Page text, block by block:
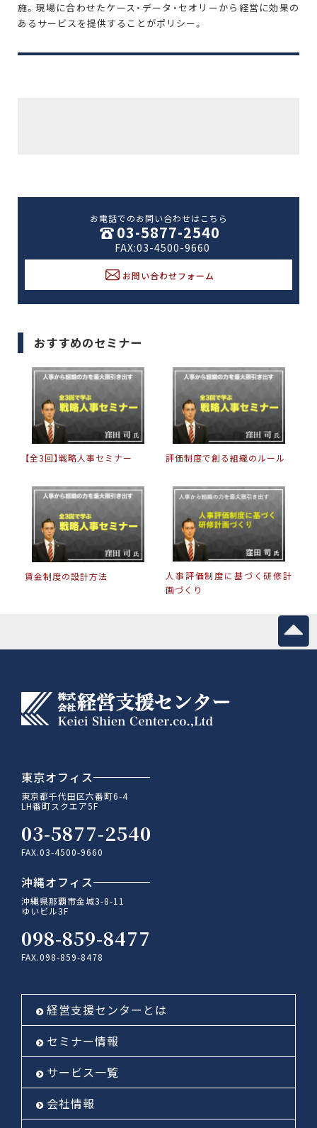
施。現場に合わせたケース・データ・セオリーから経営に効果の
あるサービスを提供することがポリシー。
お電話でのお問い合わせはこちら
03-5877-2540
FAX:03-4500-9660
お問い合わせフォーム
おすすめのセミナー
【全3回】戦略人事セミナー 評価制度で創る組織のルール
賃金制度の設計方法
人事評価制度に基づく研修計
画づくり
東京オフィス
東京都千代田区六番町6-4
LH番町スクエア5F
03-5877-2540
FAX.03-4500-9660
沖縄オフィス
沖縄県那覇市金城3-8-11
ゆいビル3F
098-859-8477
FAX.098-859-8478
経営支援センターとは
セミナー情報
サービス一覧
会社情報